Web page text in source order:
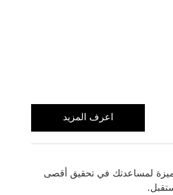
اعرف المزيد
اعرف المزيد عن الحساب الجاري
لمساعدتك في تحقيق أقصى